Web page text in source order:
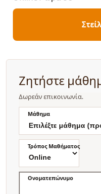
Ζητήστε
Δωρεάν επικοινωνία.
Μάθημα
Τρόπος Μαθήματος
Ονοματεπώνυμο